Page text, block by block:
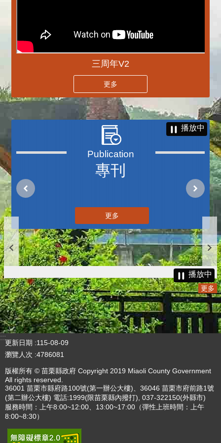
三周年V2
更多
專刊
播放中
更多
播放中
更多
:::
更新日期
115-08-09
瀏覽人次 4786081
版權所有 © 苗栗縣政府 Copyright 2019 Miaoli County Government
All rights reserved.
36001 苗栗市縣府路100號(第一辦公大樓)、36046 苗栗市府前路1號
(第二辦公大樓) 電話:1999(限苗栗縣內撥打), 037-322150(外縣市)
服務時間：上午8:00~12:00、13:00~17:00（彈性上班時間：上午
8:00~8:30）